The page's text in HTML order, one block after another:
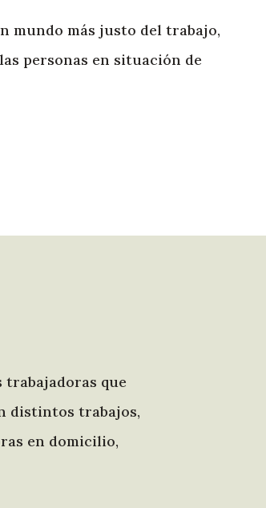
mundo más justo del trabajo,
personas en situación de
trabajadoras que
distintos trabajos,
en domicilio,